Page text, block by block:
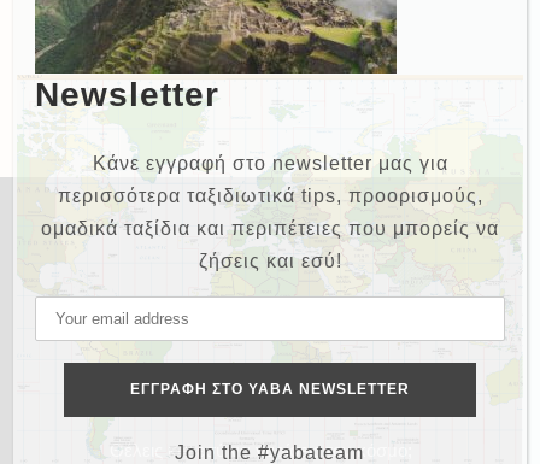
NEWSLETTER
Θέλεις και εσύ να γυρίσεις τον κόσμο;
Newsletter
Κάνε εγγραφή στο newsletter μας για
περισσότερα ταξιδιωτικά tips, προορισμούς,
ομαδικά ταξίδια και περιπέτειες που μπορείς να
ζήσεις και εσύ!
Join the #yabateam